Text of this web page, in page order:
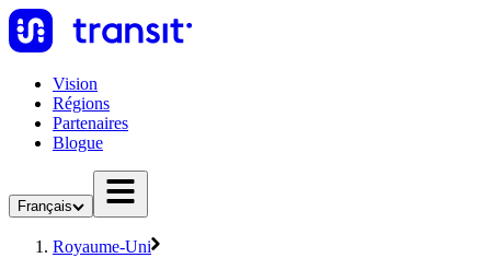
Vision
Régions
Partenaires
Blogue
Français
Royaume-Uni